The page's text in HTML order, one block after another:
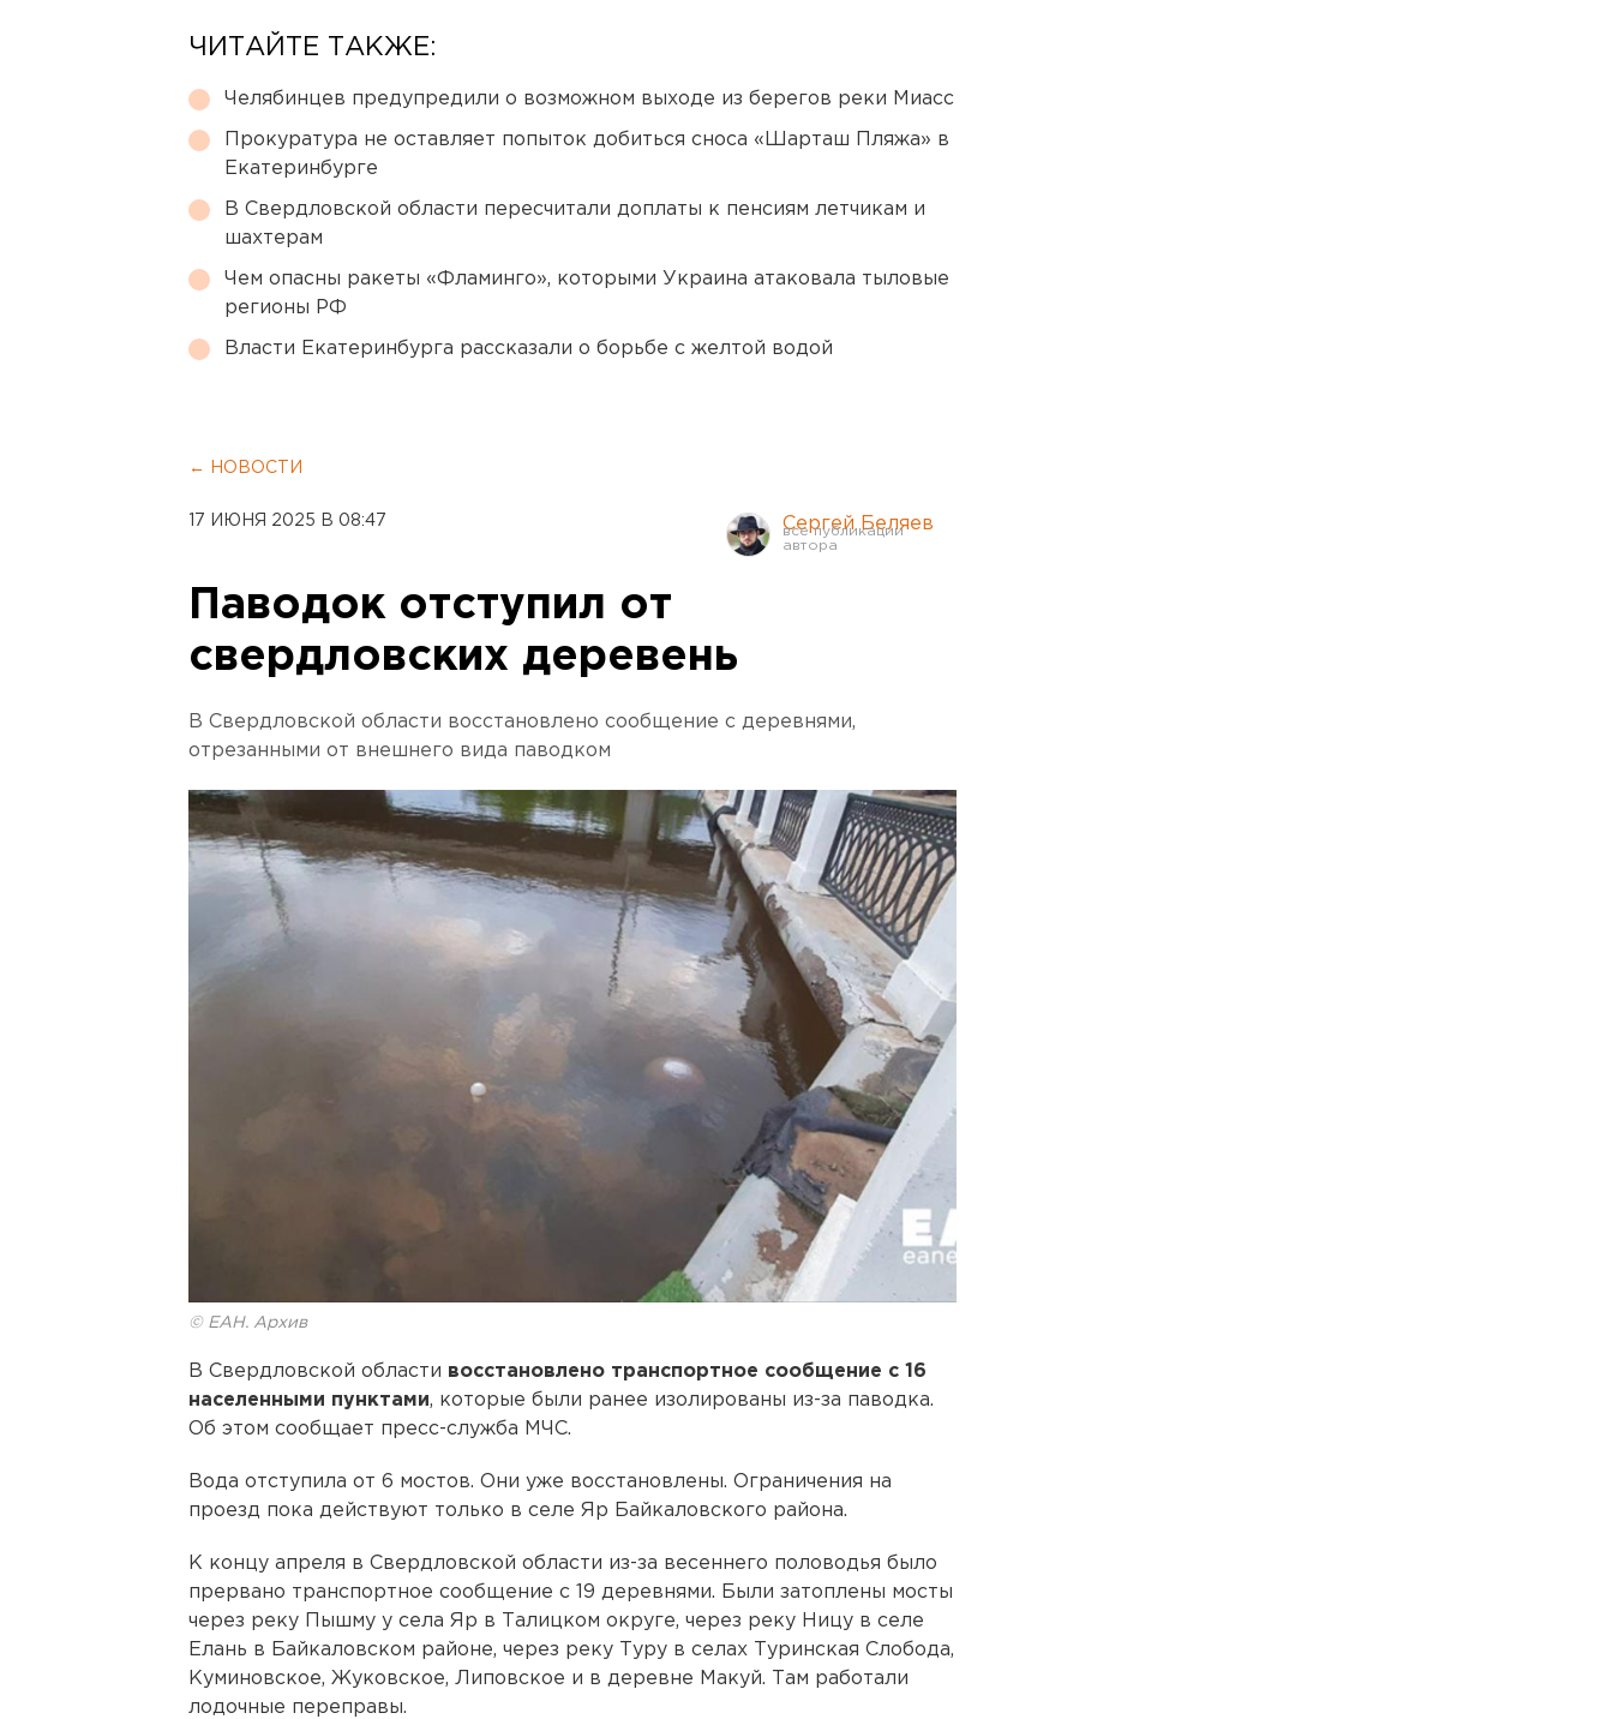
ЧИТАЙТЕ ТАКЖЕ:
Челябинцев предупредили о возможном выходе из берегов реки Миасс
Прокуратура не оставляет попыток добиться сноса «Шарташ Пляжа» в
Екатеринбурге
В Свердловской области пересчитали доплаты к пенсиям летчикам и
шахтерам
Чем опасны ракеты «Фламинго», которыми Украина атаковала тыловые
регионы РФ
Власти Екатеринбурга рассказали о борьбе с желтой водой
← НОВОСТИ
17 ИЮНЯ 2025 В 08:47 Сергей Беляев
Паводок отступил от
свердловских деревень
В Свердловской области восстановлено сообщение с деревнями,
отрезанными от внешнего вида паводком
© ЕАН. Архив
В Свердловской области восстановлено транспортное сообщение с 16
населенными пунктами, которые были ранее изолированы из-за паводка.
Об этом сообщает пресс-служба МЧС.
Вода отступила от 6 мостов. Они уже восстановлены. Ограничения на
проезд пока действуют только в селе Яр Байкаловского района.
К концу апреля в Свердловской области из-за весеннего половодья было
прервано транспортное сообщение с 19 деревнями. Были затоплены мосты
через реку Пышму у села Яр в Талицком округе, через реку Ницу в селе
Елань в Байкаловском районе, через реку Туру в селах Туринская Слобода,
Куминовское, Жуковское, Липовское и в деревне Макуй. Там работали
лодочные переправы.